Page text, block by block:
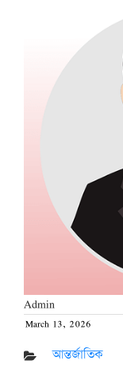
Admin
Posted
on
March 13, 2026
আন্তর্জাতিক